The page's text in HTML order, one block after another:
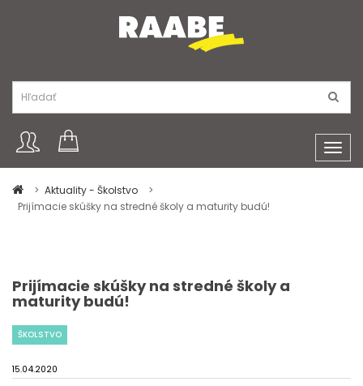
Aktuality - Školstvo
Prijímacie skúšky na stredné školy a maturity budú!
Prijímacie skúšky na stredné školy a
maturity budú!
ŠKOLSTVO
15.04.2020